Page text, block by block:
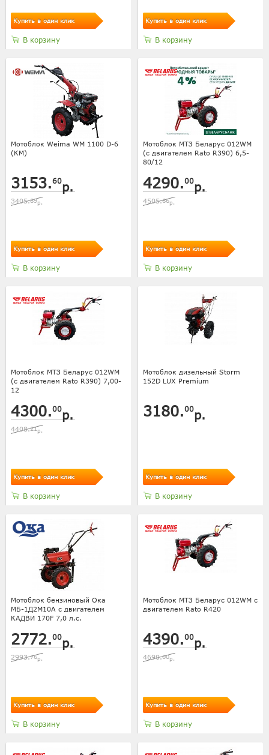
Купить в один клик
В корзину
Купить в один клик
В корзину
Мотоблок Weima WM 1100 D-6
(КМ)
3153.60р.
3405.89р.
Купить в один клик
В корзину
Мотоблок МТЗ Беларус 012WM
(с двигателем Rato R390) 6,5-
80/12
4290.00р.
4505.66р.
Купить в один клик
В корзину
Мотоблок МТЗ Беларус 012WM
(с двигателем Rato R390) 7,00-
12
4300.00р.
4408.21р.
Купить в один клик
В корзину
Мотоблок дизельный Storm
152D LUX Premium
3180.00р.
Купить в один клик
В корзину
Мотоблок бензиновый Ока
МБ-1Д2М10А с двигателем
КАДВИ 170F 7,0 л.с.
2772.00р.
2993.76р.
Купить в один клик
В корзину
Мотоблок МТЗ Беларус 012WM с
двигателем Rato R420
4390.00р.
4690.00р.
Купить в один клик
В корзину